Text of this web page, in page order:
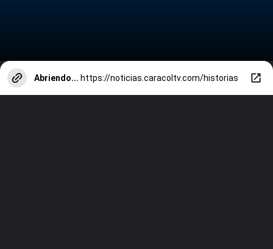
Abriendo... https://noticias.caracoltv.com/historias